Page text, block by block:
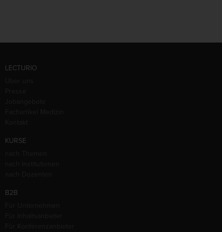
LECTURIO
KURSE
B2B